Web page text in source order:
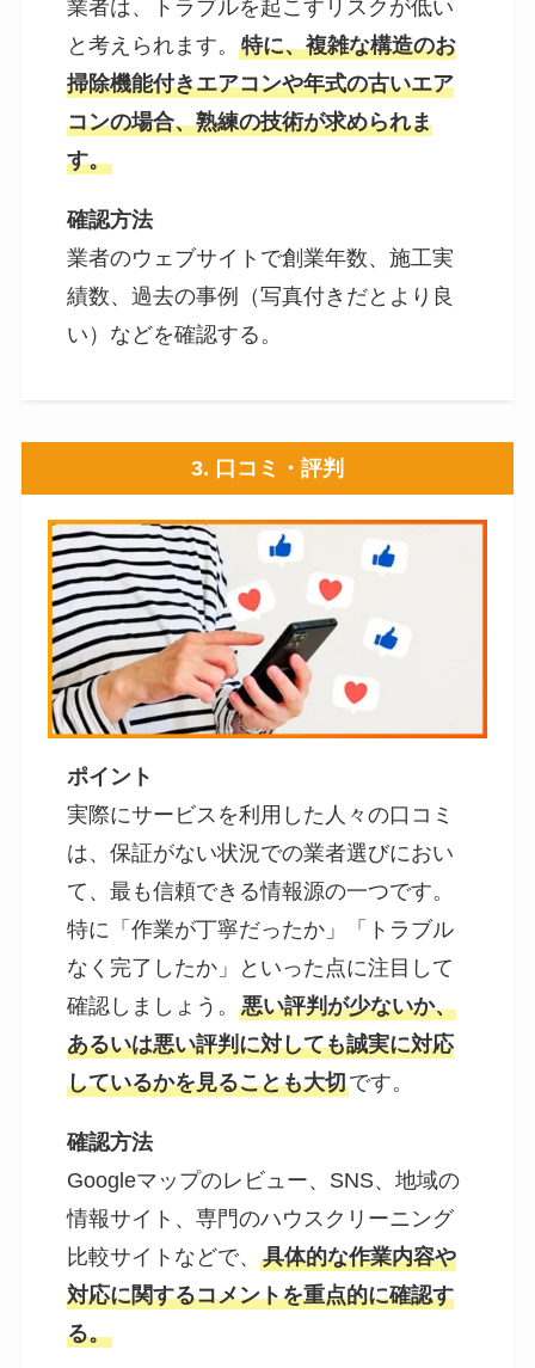
業者は、トラブルを起こすリスクが低い
と考えられます。特に、複雑な構造のお
掃除機能付きエアコンや年式の古いエア
コンの場合、熟練の技術が求められま
す。
確認方法
業者のウェブサイトで創業年数、施工実
績数、過去の事例（写真付きだとより良
い）などを確認する。
3. 口コミ・評判
ポイント
実際にサービスを利用した人々の口コミ
は、保証がない状況での業者選びにおい
て、最も信頼できる情報源の一つです。
特に「作業が丁寧だったか」「トラブル
なく完了したか」といった点に注目して
確認しましょう。悪い評判が少ないか、
あるいは悪い評判に対しても誠実に対応
しているかを見ることも大切です。
確認方法
Googleマップのレビュー、SNS、地域の
情報サイト、専門のハウスクリーニング
比較サイトなどで、具体的な作業内容や
対応に関するコメントを重点的に確認す
る。